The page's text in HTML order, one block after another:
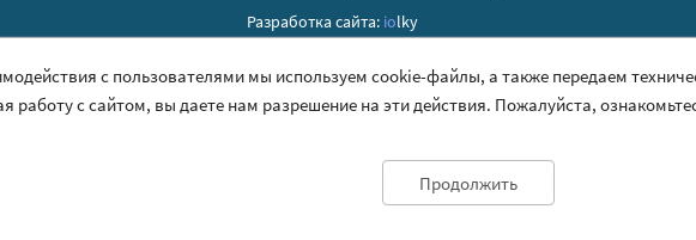
Разработка сайта: iolky
данных
с пользователями мы используем cookie-файлы, а также передаем
с сайтом, вы даете нам разрешение на эти действия. Пожалуйста,
Продолжить